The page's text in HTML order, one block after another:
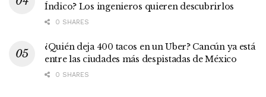
Índico? Los ingenieros quieren descubrirlos
0 SHARES
¿Quién deja 400 tacos en un Uber? Cancún ya está
entre las ciudades más despistadas de México
0 SHARES